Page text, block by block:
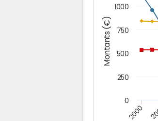
Montants (€)
2000
0
250
500
750
1000